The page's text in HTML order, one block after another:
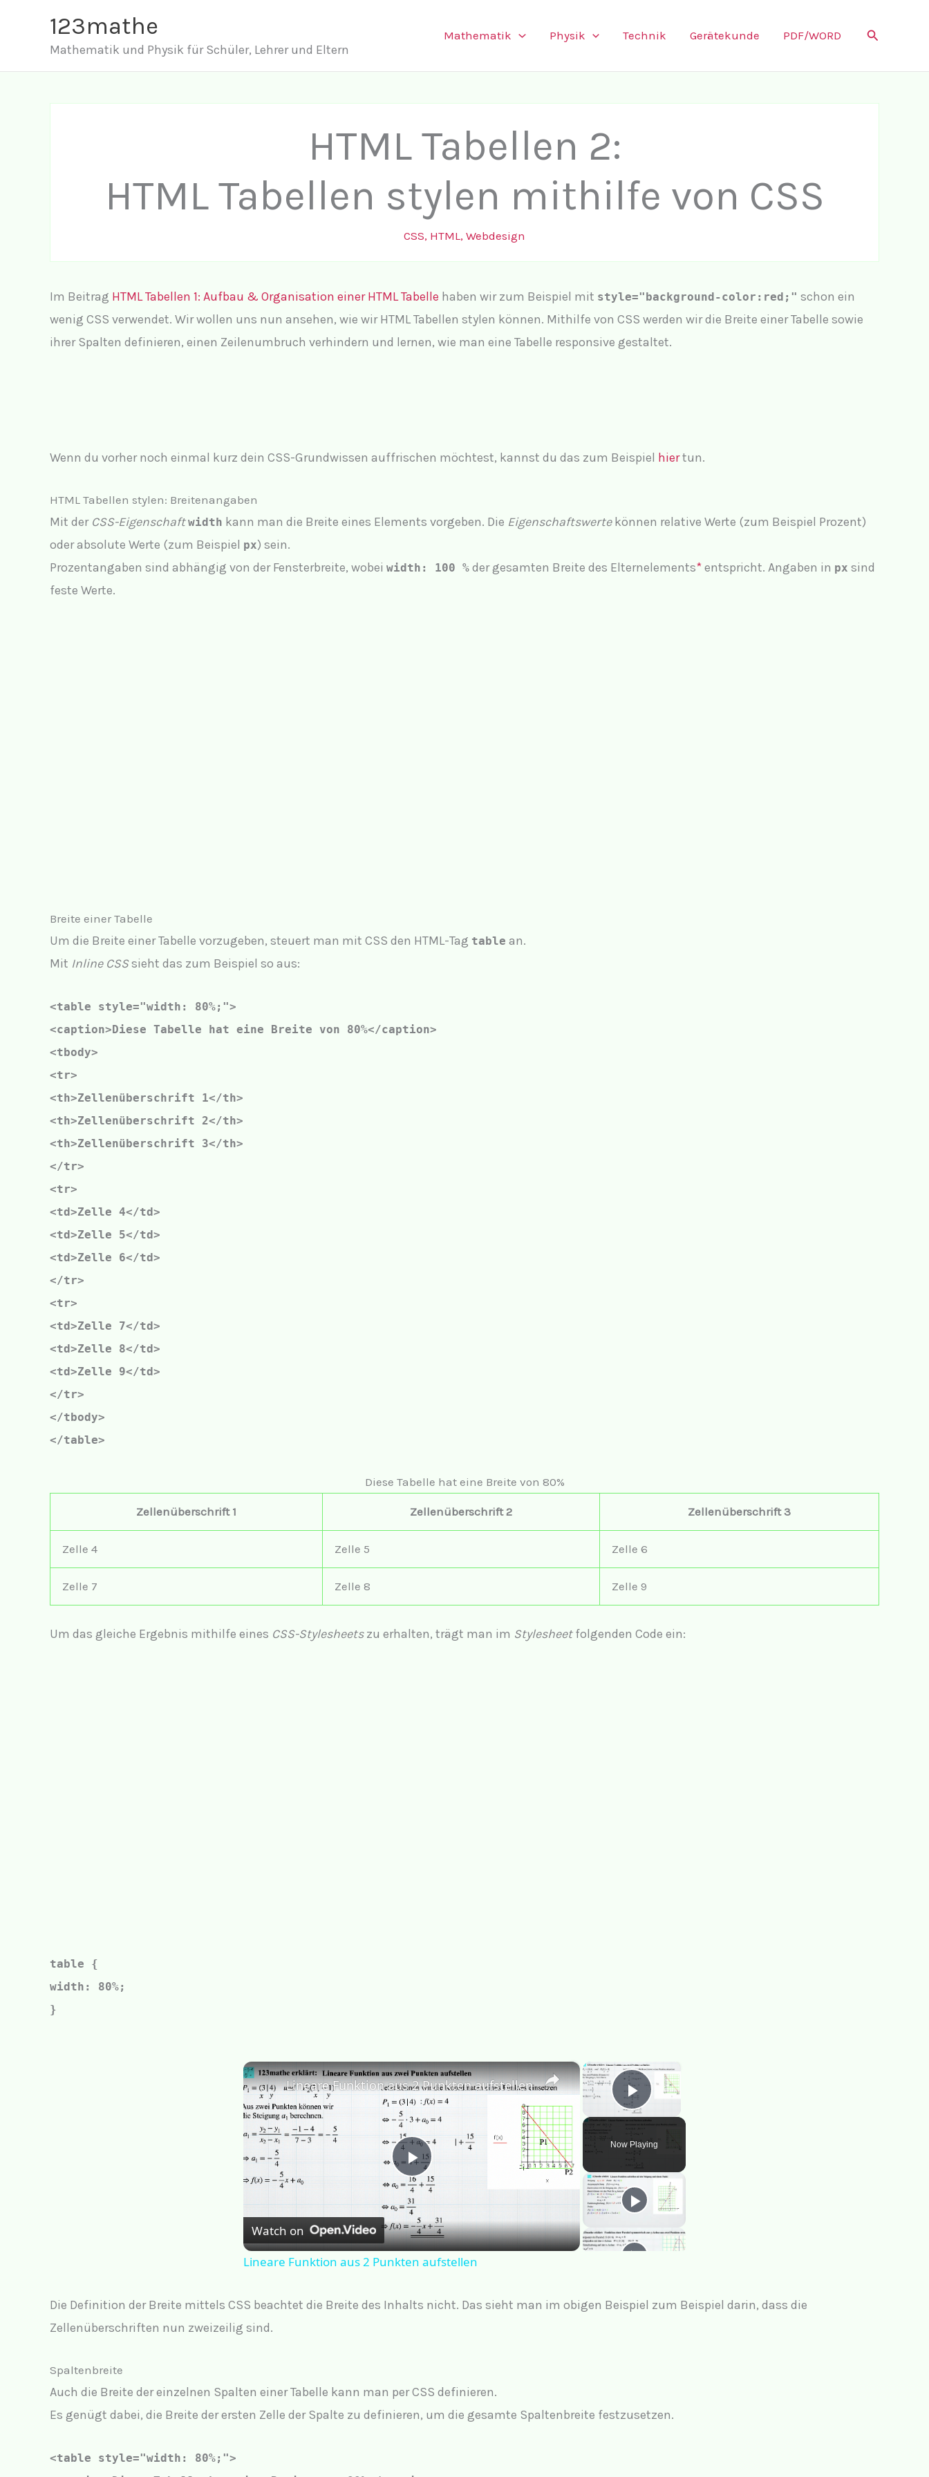
123mathe
Mathematik und Physik für Schüler, Lehrer und Eltern
Mathematik Physik Technik Gerätekunde PDF/WORD Suchen
HTML Tabellen 2:
HTML Tabellen stylen mithilfe von CSS
CSS, HTML, Webdesign
Im Beitrag HTML Tabellen 1: Aufbau & Organisation einer HTML Tabelle haben wir zum Beispiel mit style="background-color:red;" schon ein
wenig CSS verwendet. Wir wollen uns nun ansehen, wie wir HTML Tabellen stylen können. Mithilfe von CSS werden wir die Breite einer Tabelle sowie
ihrer Spalten definieren, einen Zeilenumbruch verhindern und lernen, wie man eine Tabelle responsive gestaltet.
Wenn du vorher noch einmal kurz dein CSS-Grundwissen auffrischen möchtest, kannst du das zum Beispiel hiertun.
HTML Tabellen stylen: Breitenangaben
Mit der CSS-Eigenschaft width kann man die Breite eines Elements vorgeben. Die Eigenschaftswertekönnen relative Werte (zum Beispiel Prozent)
oder absolute Werte (zum Beispiel px) sein.
Prozentangaben sind abhängig von der Fensterbreite, wobei width: 100 % der gesamten Breite des Elternelements*entspricht. Angaben in px sind
feste Werte.
Breite einer Tabelle
Um die Breite einer Tabelle vorzugeben, steuert man mit CSS den HTML-Tag table an.
Mit Inline CSSsieht das zum Beispiel so aus:
<table style="width: 80%;">
<caption>Diese Tabelle hat eine Breite von 80%</caption>
<tbody>
<tr>
<th>Zellenüberschrift 1</th>
<th>Zellenüberschrift 2</th>
<th>Zellenüberschrift 3</th>
</tr>
<tr>
<td>Zelle 4</td>
<td>Zelle 5</td>
<td>Zelle 6</td>
</tr>
<tr>
<td>Zelle 7</td>
<td>Zelle 8</td>
<td>Zelle 9</td>
</tr>
</tbody>
</table>
Diese Tabelle hat eine Breite von 80%
Zellenüberschrift 1 Zellenüberschrift 2 Zellenüberschrift 3
Zelle 4 Zelle 5 Zelle 6
Zelle 7 Zelle 8 Zelle 9
Um das gleiche Ergebnis mithilfe eines CSS-Stylesheetszu erhalten, trägt man im Stylesheetfolgenden Code ein:
table {
width: 80%;
}
×
Play Video
Now Playing
×
P
l
a
y
i
d
Lineare Funktion aus 2 Punkten aufstellen
Watch on
Lineare Funktion aus 2 Punkten aufstellen
Die Definition der Breite mittels CSS beachtet die Breite des Inhalts nicht. Das sieht man im obigen Beispiel zum Beispiel darin, dass die
Zellenüberschriften nun zweizeilig sind.
Spaltenbreite
Auch die Breite der einzelnen Spalten einer Tabelle kann man per CSS definieren.
Es genügt dabei, die Breite der ersten Zelle der Spalte zu definieren, um die gesamte Spaltenbreite festzusetzen.
<table style="width: 80%;">